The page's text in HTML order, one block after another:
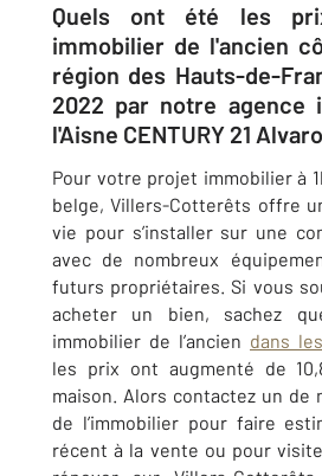
Quels ont été les
immobilier de l'ancien
région des Hauts-de-
2022 par notre agence
l'Aisne CENTURY 21
Pour votre projet immobilier à
belge,Villers-Cotterêts offre
vie pour s’installer sur une
avec de nombreux
futurs propriétaires. Si vous
acheter un bien, sachez
immobilier de l’ancien dans
les prix ont augmenté de
maison. Alors contactez un de
de l’immobilier pour faire
récent à la vente ou pour